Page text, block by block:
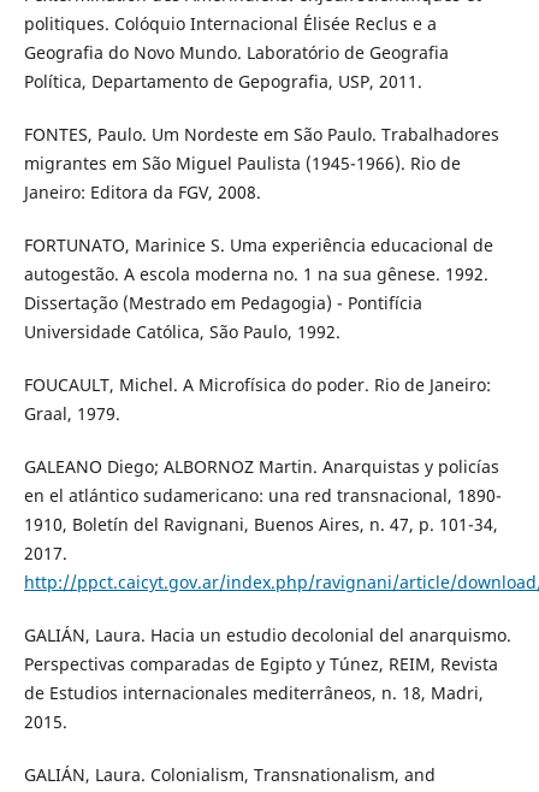
politiques. Colóquio Internacional Élisée Reclus e a
Geografia do Novo Mundo. Laboratório de Geografia
Política, Departamento de Gepografia, USP, 2011.
FONTES, Paulo. Um Nordeste em São Paulo. Trabalhadores
migrantes em São Miguel Paulista (1945-1966). Rio de
Janeiro: Editora da FGV, 2008.
FORTUNATO, Marinice S. Uma experiência educacional de
autogestão. A escola moderna no. 1 na sua gênese. 1992.
Dissertação (Mestrado em Pedagogia) - Pontifícia
Universidade Católica, São Paulo, 1992.
FOUCAULT, Michel. A Microfísica do poder. Rio de Janeiro:
Graal, 1979.
GALEANO Diego; ALBORNOZ Martin. Anarquistas y policías
en el atlántico sudamericano: una red transnacional, 1890-
1910, Boletín del Ravignani, Buenos Aires, n. 47, p. 101-34,
2017.
http://ppct.caicyt.gov.ar/index.php/ravignani/article/
GALIÁN, Laura. Hacia un estudio decolonial del anarquismo.
Perspectivas comparadas de Egipto y Túnez, REIM, Revista
de Estudios internacionales mediterrâneos, n. 18, Madri,
2015.
GALIÁN, Laura. Colonialism, Transnationalism, and